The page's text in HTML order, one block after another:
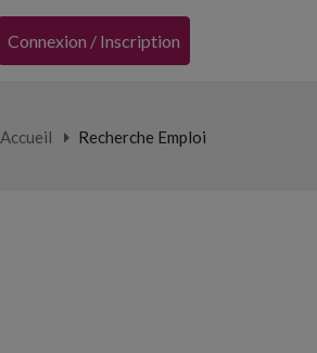
Connexion / Inscription
Accueil Recherche Emploi